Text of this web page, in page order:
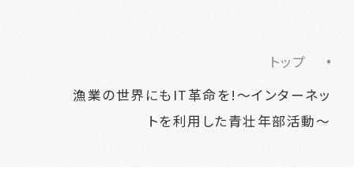
トップ
漁業の世界にもIT革命を!～インターネッ
トを利用した青壮年部活動～